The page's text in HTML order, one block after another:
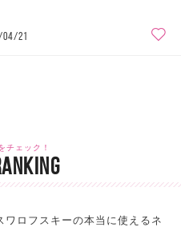
04/21
チェック！
ワロフスキーの本当に使えるネ